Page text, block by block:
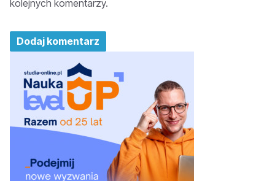
kolejnych komentarzy.